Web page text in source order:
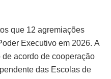
que 12 agremiações
Executivo em 2026. A
acordo de cooperação
das Escolas de